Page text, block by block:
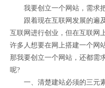
我要创立一个网站，需求把
跟着现在互联网发展的遍及
互联网进行创业，但在互联网
许多人想要在网上搭建一个网
那我要创立一个网站，还都需
呢?
一、清楚建站必须的三元